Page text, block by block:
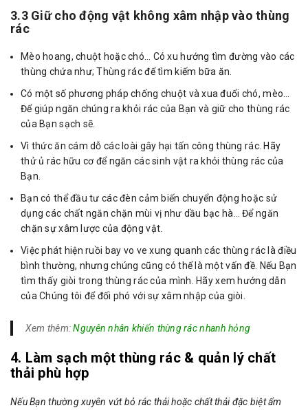
3.3 Giữ cho động vật không xâm nhập vào thùng
rác
Mèo hoang, chuột hoặc chó… Có xu hướng tìm đường vào các
thùng chứa như; Thùng rác để tìm kiếm bữa ăn.
Có một số phương pháp chống chuột và xua đuổi chó, mèo…
Để giúp ngăn chúng ra khỏi rác của Bạn và giữ cho thùng rác
của Bạn sạch sẽ.
Vì thức ăn cám dỗ các loài gây hại tấn công thùng rác. Hãy
thử ủ rác hữu cơ để ngăn các sinh vật ra khỏi thùng rác của
Bạn.
Bạn có thể đầu tư các đèn cảm biến chuyển động hoặc sử
dụng các chất ngăn chặn mùi vị như dầu bạc hà… Để ngăn
chặn sự xâm lược của động vật.
Việc phát hiện ruồi bay vo ve xung quanh các thùng rác là điều
bình thường, nhưng chúng cũng có thể là một vấn đề. Nếu Bạn
tìm thấy giòi trong thùng rác của mình. Hãy xem hướng dẫn
của Chúng tôi để đối phó với sự xâm nhập của giòi.
Xem thêm:Nguyên nhân khiến thùng rác nhanh hỏng
4. Làm sạch một thùng rác & quản lý chất
thải phù hợp
Nếu Bạn thường xuyên vứt bỏ rác thải hoặc chất thải đặc biệt ẩm